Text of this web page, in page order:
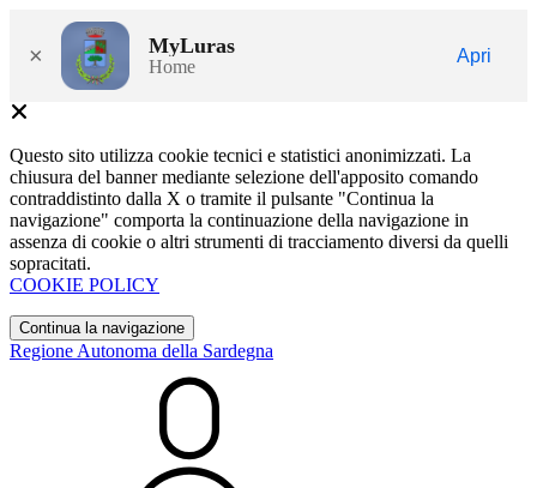
× MyLuras
Home
Apri
Questo sito utilizza cookie tecnici e statistici anonimizzati. La
chiusura del banner mediante selezione dell'apposito comando
contraddistinto dalla X o tramite il pulsante "Continua la
navigazione" comporta la continuazione della navigazione in
assenza di cookie o altri strumenti di tracciamento diversi da quelli
sopracitati.
COOKIE POLICY
Continua la navigazione
Regione Autonoma della Sardegna